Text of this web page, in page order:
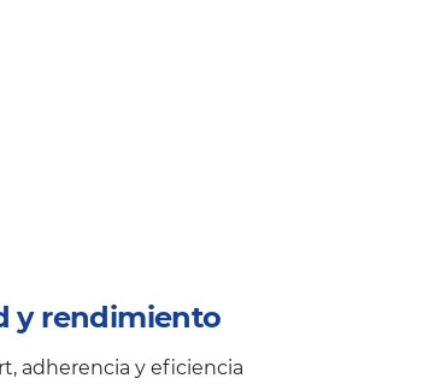
y rendimiento
adherencia y eficiencia